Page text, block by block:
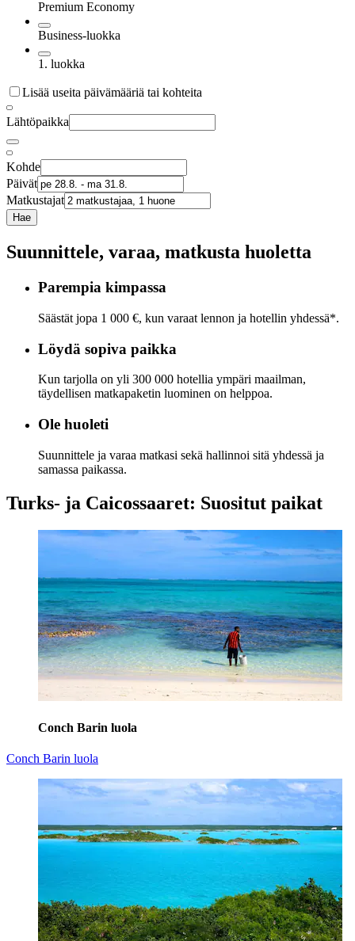
Premium Economy
Business-luokka
1. luokka
Lisää useita päivämääriä tai kohteita
Lähtöpaikka
Kohde
Päivät
Matkustajat
Hae
Suunnittele, varaa, matkusta huoletta
Parempia kimpassa
Säästät jopa 1 000 €, kun varaat lennon ja hotellin yhdessä*.
Löydä sopiva paikka
Kun tarjolla on yli 300 000 hotellia ympäri maailman,
täydellisen matkapaketin luominen on helppoa.
Ole huoleti
Suunnittele ja varaa matkasi sekä hallinnoi sitä yhdessä ja
samassa paikassa.
Turks- ja Caicossaaret: Suositut paikat
Conch Barin luola
Conch Barin luola